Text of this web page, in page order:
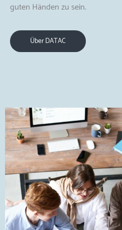
guten Händen zu sein.
Über DATAC